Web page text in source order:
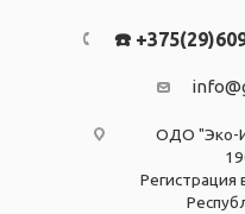
☎️
ОДО "Эко-
Регистрация